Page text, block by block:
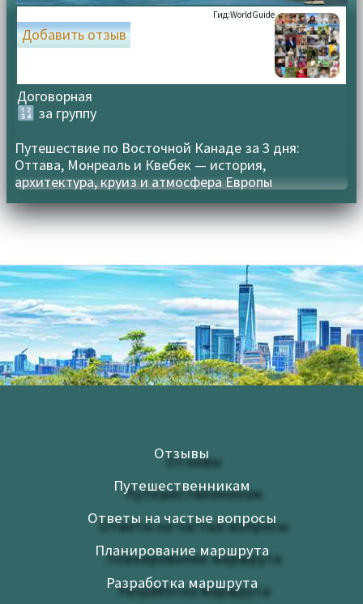
Гид:WorldGuide
Договорная
🔢 за группу
Добавить отзыв
Путешествие по Восточной Канаде за 3 дня:
Оттава, Монреаль и Квебек — история,
архитектура, круиз и атмосфера Европы
Отзывы
Путешественникам
Ответы на частые вопросы
Планирование маршрута
Разработка маршрута